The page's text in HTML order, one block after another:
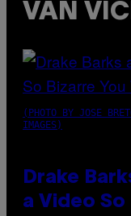
VAN
(PHOTO BY JOSE
IMAGES)
Drake
a Video So